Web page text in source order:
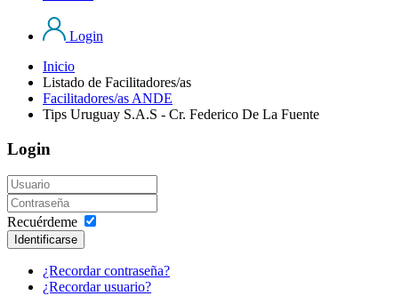
Login
Inicio
Listado de Facilitadores/as
Facilitadores/as ANDE
Tips Uruguay S.A.S - Cr. Federico De La Fuente
Login
Recuérdeme
Identificarse
¿Recordar contraseña?
¿Recordar usuario?